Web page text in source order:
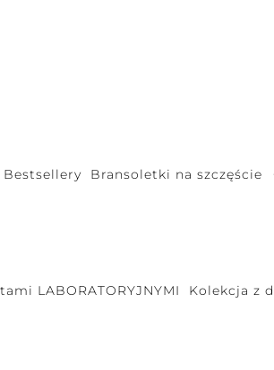
Bestsellery Bransoletki na szczęście
LABORATORYJNYMI Kolekcja z